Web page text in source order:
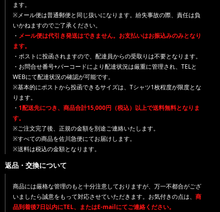
ます。
※メール便は普通郵便と同じ扱いになります。紛失事故の際、責任は負
いかねますのでご了承ください。
・ メール便は代引き発送はできません。お支払いはお振込みのみとなり
ます。
・ポストに投函されますので、配達員からの受取りは不要となります。
・お問合せ番号+バーコードにより配達状況は厳重に管理され、TELと
WEBにて配達状況の確認が可能です。
※基本的にポストから投函できるサイズは、Tシャツ1枚程度が限度とな
ります。
・ 1配送先につき、商品合計15,000円（税込）以上で送料無料となりま
す。
※ご注文完了後、正規の金額を別途ご連絡いたします。
※すべての商品を佐川急便にてお届けします。
※送料は税込の金額となります。
返品・交換について
商品には厳格な管理のもと十分注意しておりますが、万一不都合がござ
いましたら誠意をもって対応させていただきます。お気付きの点は、 商
品到着後7日以内にTEL、またはE-mailにてご連絡ください。